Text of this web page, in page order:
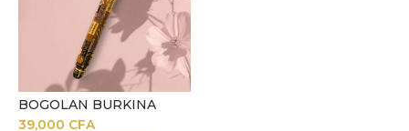
BOGOLAN BURKINA
39,000 CFA